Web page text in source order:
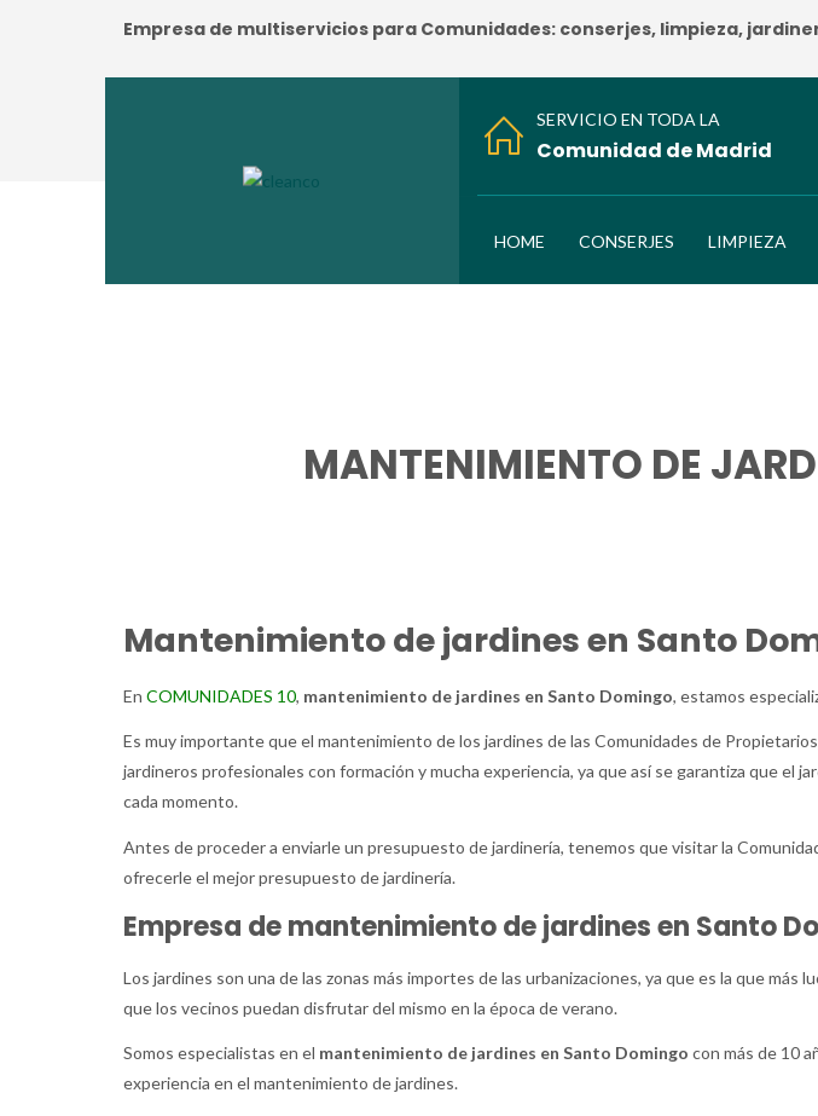
Empresa de multiservicios para Comunidades: conserjes, limpieza,
SERVICIO EN TODA LA
Comunidad de Madrid
HOME CONSERJES LIMPIEZA
MANTENIMIENTO DE
Mantenimiento de jardines en Santo
En COMUNIDADES 10, mantenimiento de jardines en Santo Domingo, estamos
Es muy importante que el mantenimiento de los jardines de las Comunidades de
jardineros profesionales con formación y mucha experiencia, ya que así se garantiza que
cada momento.
Antes de proceder a enviarle un presupuesto de jardinería, tenemos que visitar la
ofrecerle el mejor presupuesto de jardinería.
Empresa de mantenimiento de jardines en Santo
Los jardines son una de las zonas más importes de las urbanizaciones, ya que es la que
que los vecinos puedan disfrutar del mismo en la época de verano.
Somos especialistas en el mantenimiento de jardines en Santo Domingo con más de 10
experiencia en el mantenimiento de jardines.